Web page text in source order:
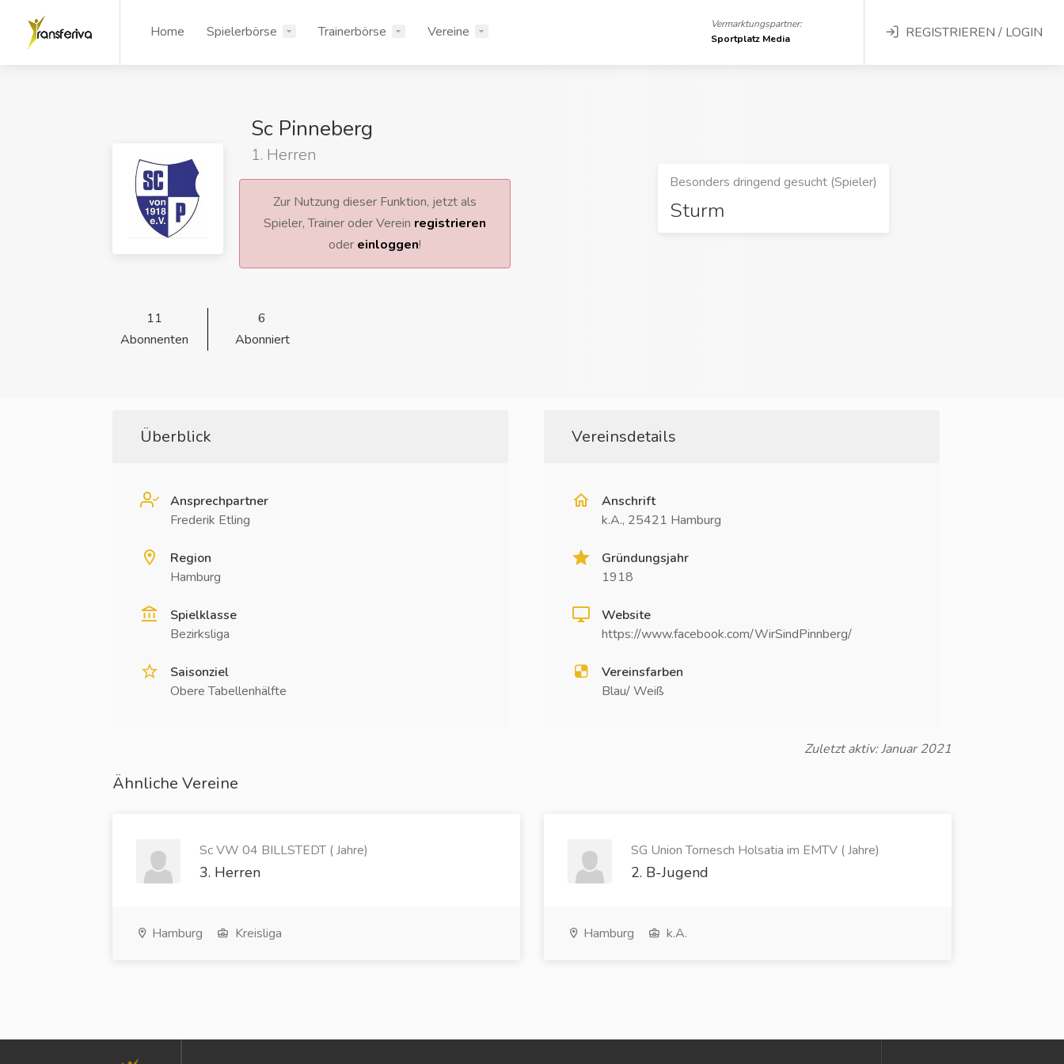
Home Spielerbörse Trainerbörse Vereine
Vermarktungspartner:
Sportplatz Media
REGISTRIEREN / LOGIN
Sc Pinneberg
1. Herren
Zur Nutzung dieser Funktion, jetzt als
Spieler, Trainer oder Verein registrieren
oder einloggen!
Besonders dringend gesucht (Spieler)
Sturm
11
Abonnenten
6
Abonniert
Überblick
Ansprechpartner
Frederik Etling
Region
Hamburg
Spielklasse
Bezirksliga
Saisonziel
Obere Tabellenhälfte
Vereinsdetails
Anschrift
k.A., 25421 Hamburg
Gründungsjahr
1918
Website
https://www.facebook.com/WirSindPinnberg/
Vereinsfarben
Blau/ Weiß
Zuletzt aktiv: Januar 2021
Ähnliche Vereine
Sc VW 04 BILLSTEDT ( Jahre)
3. Herren
Hamburg Kreisliga
SG Union Tornesch Holsatia im EMTV ( Jahre)
2. B-Jugend
Hamburg k.A.